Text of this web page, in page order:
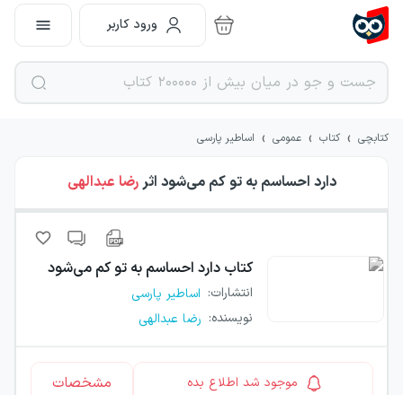
ورود کاربر
کتابچی › کتاب › عمومی › اساطیر پارسی
دارد احساسم به تو کم می‌شود اثررضا عبدالهی
کتاب دارد احساسم به تو کم می‌شود
انتشارات: اساطیر پارسی
نویسنده: رضا عبدالهی
موجود شد اطلاع بده مشخصات